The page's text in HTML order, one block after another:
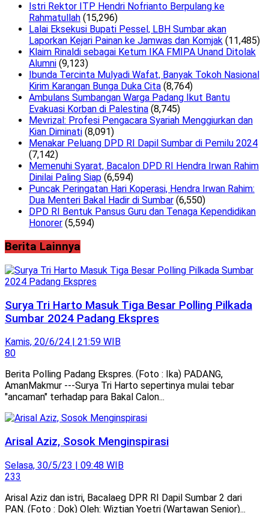
Istri Rektor ITP Hendri Nofrianto Berpulang ke
Rahmatullah (15,296)
Lalai Eksekusi Bupati Pessel, LBH Sumbar akan
Laporkan Kejari Painan ke Jamwas dan Komjak (11,485)
Klaim Rinaldi sebagai Ketum IKA FMIPA Unand Ditolak
Alumni (9,123)
Ibunda Tercinta Mulyadi Wafat, Banyak Tokoh Nasional
Kirim Karangan Bunga Duka Cita (8,764)
Ambulans Sumbangan Warga Padang Ikut Bantu
Evakuasi Korban di Palestina (8,745)
Mevrizal: Profesi Pengacara Syariah Menggiurkan dan
Kian Diminati (8,091)
Menakar Peluang DPD RI Dapil Sumbar di Pemilu 2024
(7,142)
Memenuhi Syarat, Bacalon DPD RI Hendra Irwan Rahim
Dinilai Paling Siap (6,594)
Puncak Peringatan Hari Koperasi, Hendra Irwan Rahim:
Dua Menteri Bakal Hadir di Sumbar (6,550)
DPD RI Bentuk Pansus Guru dan Tenaga Kependidikan
Honorer (5,594)
Berita Lainnya
Surya Tri Harto Masuk Tiga Besar Polling Pilkada
Sumbar 2024 Padang Ekspres
Kamis, 20/6/24 | 21:59 WIB
80
Berita Polling Padang Ekspres. (Foto : Ika) PADANG,
AmanMakmur ---Surya Tri Harto sepertinya mulai tebar
"ancaman" terhadap para Bakal Calon...
Arisal Aziz, Sosok Menginspirasi
Selasa, 30/5/23 | 09:48 WIB
233
Arisal Aziz dan istri, Bacalaeg DPR RI Dapil Sumbar 2 dari
PAN. (Foto : Dok) Oleh: Wiztian Yoetri (Wartawan Senior)...